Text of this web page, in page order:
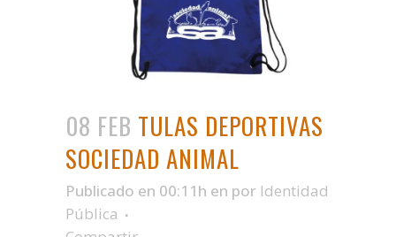
08 FEB TULAS DEPORTIVAS
SOCIEDAD ANIMAL
Publicado en 00:11h en por Identidad
Pública